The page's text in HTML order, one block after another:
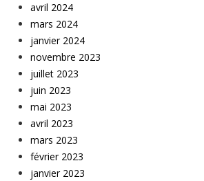
avril 2024
mars 2024
janvier 2024
novembre 2023
juillet 2023
juin 2023
mai 2023
avril 2023
mars 2023
février 2023
janvier 2023